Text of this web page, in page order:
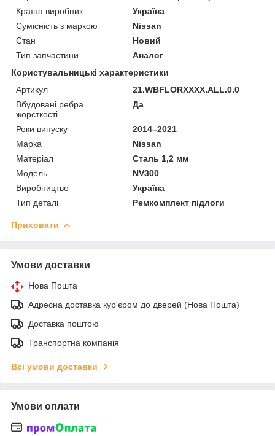
Країна виробник
Україна
Сумісність з маркою
Nissan
Стан
Новий
Тип запчастини
Аналог
Користувальницькі характеристики
Артикул
21.WBFLORXXXX.ALL.0.0
Вбудовані ребра
жорсткості
Да
Роки випуску
2014–2021
Марка
Nissan
Матеріал
Сталь 1,2 мм
Мoдель
NV300
Виробництво
Україна
Тип деталі
Ремкомплект підлоги
Приховати
Умови доставки
Нова Пошта
Адресна доставка кур'єром до дверей (Нова Пошта)
Доставка поштою
Транспортна компанія
Всі умови доставки
Умови оплати